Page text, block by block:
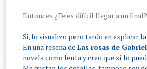
Entonces ¿Te es difícil llegar a un final?
Si, lo visualizo pero tardo en explicar
En una reseña deLas rosas de
novela como lenta y creo que sí lo